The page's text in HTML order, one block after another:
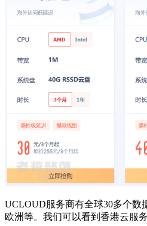
UCLOUD服务商有全球30多个数
欧洲等。我们可以看到香港云服